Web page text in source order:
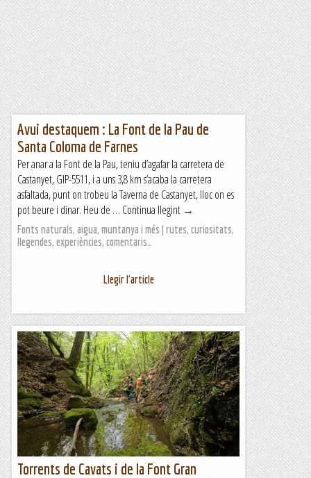
Avui destaquem : La Font de la Pau de
Santa Coloma de Farnes
Per anar a la Font de la Pau, teniu d’agafar la carretera de
Castanyet, GIP-5511, i a uns 3,8 km s’acaba la carretera
asfaltada, punt on trobeu la Taverna de Castanyet, lloc on es
pot beure i dinar. Heu de … Continua llegint →
Fonts naturals, aigua, muntanya i més | rutes, curiositats,
llegendes, experiències, comentaris…
Llegir l'article
Torrents de Cavats i de la Font Gran